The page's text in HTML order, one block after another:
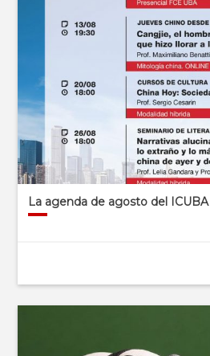
La agenda de agosto del ICUBA